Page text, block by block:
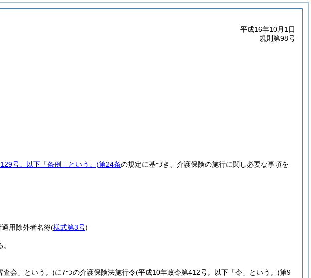
平成16年10月1日
規則第98号
号。以下「条例」という。)第24条の規定に基づき、介護保険の施行に関し必要な事項を
用除外者名簿(様式第3号)
査会」という。)に7つの介護保険法施行令(平成10年政令第412号。以下「令」という。)第9